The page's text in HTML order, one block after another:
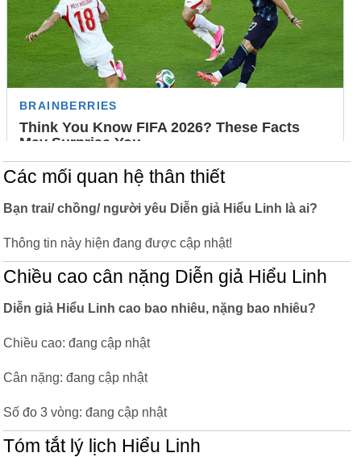
Các mối quan hệ thân thiết
Bạn trai/ chồng/ người yêu Diễn giả Hiểu Linh là ai?
Thông tin này hiện đang được cập nhật!
Chiều cao cân nặng Diễn giả Hiểu Linh
Diễn giả Hiểu Linh cao bao nhiêu, nặng bao nhiêu?
Chiều cao: đang cập nhật
Cân nặng: đang cập nhật
Số đo 3 vòng: đang cập nhật
Tóm tắt lý lịch Hiểu Linh